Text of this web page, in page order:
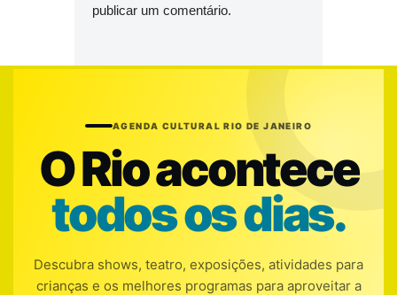
publicar um comentário.
AGENDA CULTURAL RIO DE JANEIRO
O Rio acontece
todos os dias.
Descubra shows, teatro, exposições, atividades para
crianças e os melhores programas para aproveitar a